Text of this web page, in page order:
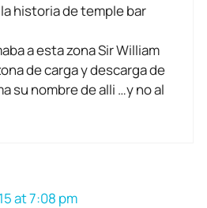
historia de temple bar
a esta zona Sir William
de carga y descarga de
su nombre de alli …y no al
at 7:08 pm